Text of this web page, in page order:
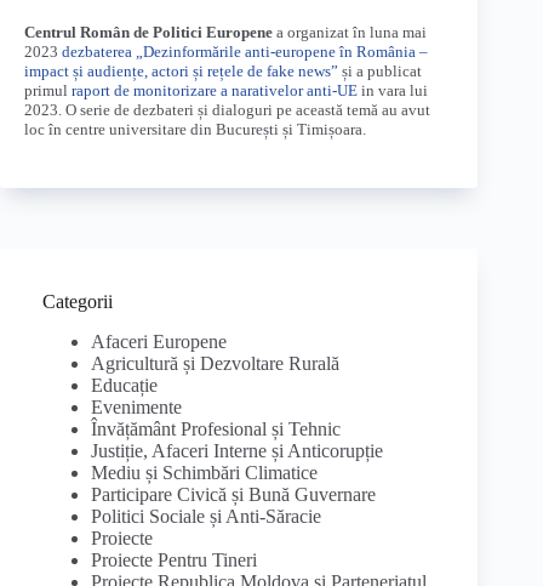
Centrul Român de Politici Europene a organizat în luna mai
2023 dezbaterea „Dezinformările anti-europene în România –
impact și audiențe, actori și rețele de fake news” și a publicat
primul raport de monitorizare a narativelor anti-UE in vara lui
2023. O serie de dezbateri și dialoguri pe această temă au avut
loc în centre universitare din București și Timișoara.
Categorii
Afaceri Europene
Agricultură și Dezvoltare Rurală
Educație
Evenimente
Învățământ Profesional și Tehnic
Justiție, Afaceri Interne și Anticorupție
Mediu și Schimbări Climatice
Participare Civică și Bună Guvernare
Politici Sociale și Anti-Săracie
Proiecte
Proiecte Pentru Tineri
Proiecte Republica Moldova și Parteneriatul